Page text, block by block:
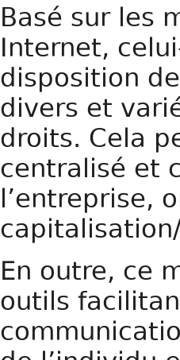
Basé sur les
Internet,
disposition
divers et
droits. Cela
centralisé et
l’entreprise,
En outre, ce
outils